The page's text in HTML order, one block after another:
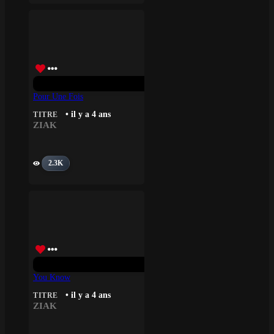
Pour Une Fois
TITRE • il y a 4 ans
ZIAK
2.3K
You Know
TITRE • il y a 4 ans
ZIAK